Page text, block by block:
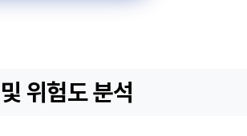
위험도 분석